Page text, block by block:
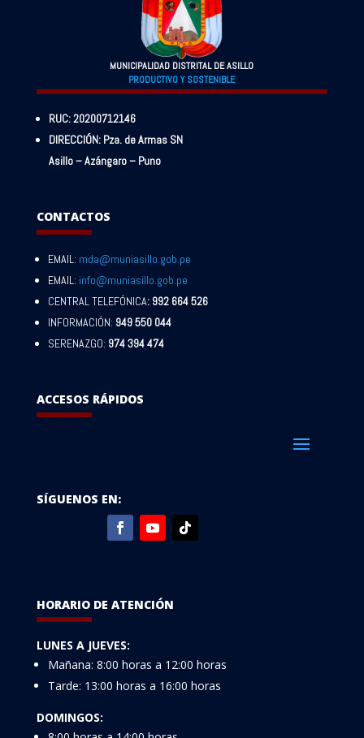
MUNICIPALIDAD DISTRITAL DE ASILLO
PRODUCTIVO Y SOSTENIBLE
RUC: 20200712146
DIRECCIÓN: Pza. de Armas SN
Asillo – Azángaro – Puno
CONTACTOS
EMAIL: mda@muniasillo.gob.pe
EMAIL: info@muniasillo.gob.pe
CENTRAL TELEFÓNICA: 992 664 526
INFORMACIÓN: 949 550 044
SERENAZGO: 974 394 474
ACCESOS RÁPIDOS
SÍGUENOS EN:
HORARIO DE ATENCIÓN
LUNES A JUEVES:
Mañana: 8:00 horas a 12:00 horas
Tarde: 13:00 horas a 16:00 horas
DOMINGOS: